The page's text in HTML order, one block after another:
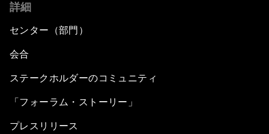
詳細
センター（部門）
会合
ステークホルダーのコミュニティ
「フォーラム・ストーリー」
プレスリリース